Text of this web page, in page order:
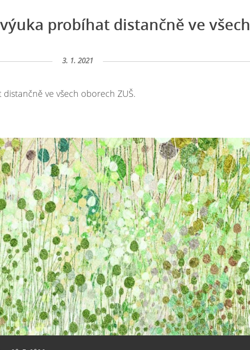
probíhat distančně ve všech
3. 1. 2021
ve všech oborech ZUŠ.